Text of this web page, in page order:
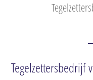
Tegelzettersbedrijf